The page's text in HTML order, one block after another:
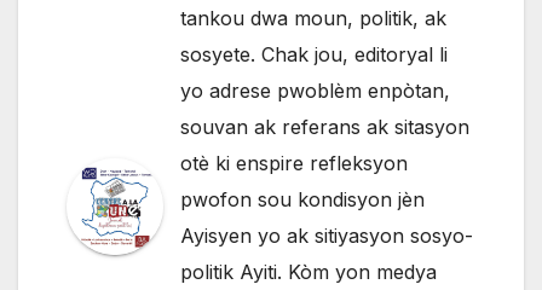
tankou dwa moun, politik, ak
sosyete. Chak jou, editoryal li
yo adrese pwoblèm enpòtan,
souvan ak referans ak sitasyon
otè ki enspire refleksyon
pwofon sou kondisyon jèn
Ayisyen yo ak sitiyasyon sosyo-
politik Ayiti. Kòm yon medya